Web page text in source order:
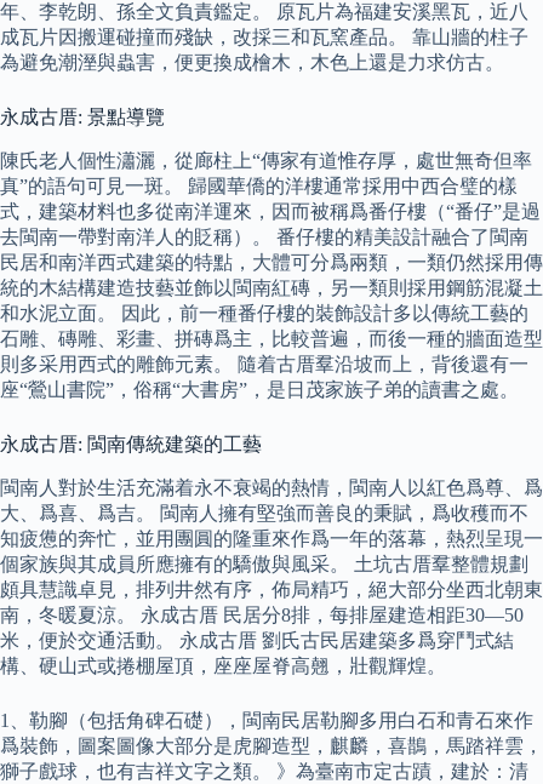
年、李乾朗、孫全文負責鑑定。 原瓦片為福建安溪黑瓦，近八
成瓦片因搬運碰撞而殘缺，改採三和瓦窯產品。 靠山牆的柱子
為避免潮溼與蟲害，便更換成檜木，木色上還是力求仿古。
永成古厝: 景點導覽
陳氏老人個性瀟灑，從廊柱上“傳家有道惟存厚，處世無奇但率
真”的語句可見一斑。 歸國華僑的洋樓通常採用中西合璧的樣
式，建築材料也多從南洋運來，因而被稱爲番仔樓（“番仔”是過
去閩南一帶對南洋人的貶稱）。 番仔樓的精美設計融合了閩南
民居和南洋西式建築的特點，大體可分爲兩類，一類仍然採用傳
統的木結構建造技藝並飾以閩南紅磚，另一類則採用鋼筋混凝土
和水泥立面。 因此，前一種番仔樓的裝飾設計多以傳統工藝的
石雕、磚雕、彩畫、拼磚爲主，比較普遍，而後一種的牆面造型
則多采用西式的雕飾元素。 隨着古厝羣沿坡而上，背後還有一
座“鶯山書院”，俗稱“大書房”，是日茂家族子弟的讀書之處。
永成古厝: 閩南傳統建築的工藝
閩南人對於生活充滿着永不衰竭的熱情，閩南人以紅色爲尊、爲
大、爲喜、爲吉。 閩南人擁有堅強而善良的秉賦，爲收穫而不
知疲憊的奔忙，並用團圓的隆重來作爲一年的落幕，熱烈呈現一
個家族與其成員所應擁有的驕傲與風采。 土坑古厝羣整體規劃
頗具慧識卓見，排列井然有序，佈局精巧，絕大部分坐西北朝東
南，冬暖夏涼。 永成古厝 民居分8排，每排屋建造相距30—50
米，便於交通活動。 永成古厝 劉氏古民居建築多爲穿鬥式結
構、硬山式或捲棚屋頂，座座屋脊高翹，壯觀輝煌。
1、勒腳（包括角碑石礎），閩南民居勒腳多用白石和青石來作
爲裝飾，圖案圖像大部分是虎腳造型，麒麟，喜鵲，馬踏祥雲，
獅子戲球，也有吉祥文字之類。 》為臺南市定古蹟，建於：清